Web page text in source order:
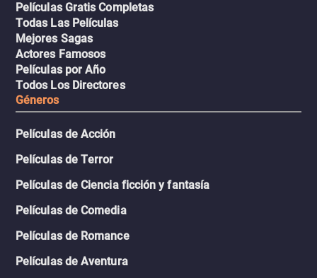
Películas Gratis Completas
Todas Las Películas
Mejores Sagas
Actores Famosos
Películas por Año
Todos Los Directores
Géneros
Películas de Acción
Películas de Terror
Películas de Ciencia ficción y fantasía
Películas de Comedia
Películas de Romance
Películas de Aventura